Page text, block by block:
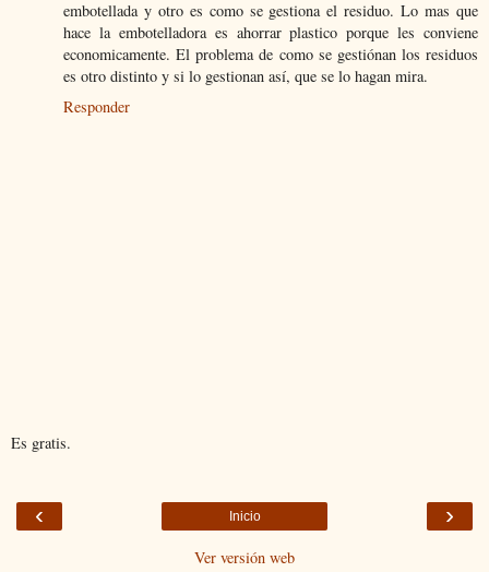
embotellada y otro es como se gestiona el residuo. Lo mas que
hace la embotelladora es ahorrar plastico porque les conviene
economicamente. El problema de como se gestiónan los residuos
es otro distinto y si lo gestionan así, que se lo hagan mira.
Responder
Es gratis.
‹ ›
Inicio
Ver versión web